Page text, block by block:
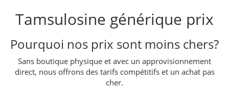
Tamsulosine générique prix
Pourquoi nos prix sont moins chers?
Sans boutique physique et avec un approvisionnement
direct, nous offrons des tarifs compétitifs et un achat pas
cher.